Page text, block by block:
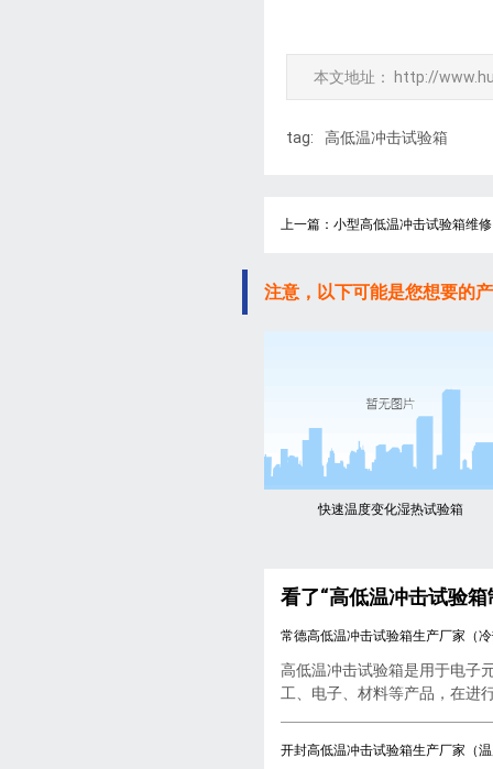
本文地址： http://
tag: 高低温冲击试验箱
上一篇：小型高低温冲击试验箱维
注意，以下可能是您想要的
快速温度变化湿热试验箱
看了“高低温冲击试验
常德高低温冲击试验箱生产厂家（
高低温冲击试验箱是用于电子
工、电子、材料等产品，在进
开封高低温冲击试验箱生产厂家（